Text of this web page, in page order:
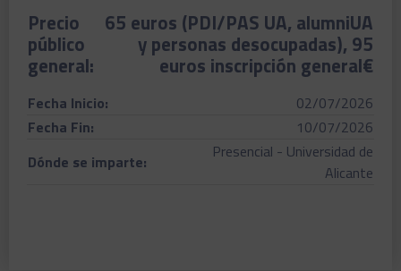
Precio
público
general:
65 euros (PDI/PAS UA, alumniUA
y personas desocupadas), 95
euros inscripción general€
Fecha Inicio:
02/07/2026
Fecha Fin:
10/07/2026
Dónde se imparte:
Presencial - Universidad de
Alicante